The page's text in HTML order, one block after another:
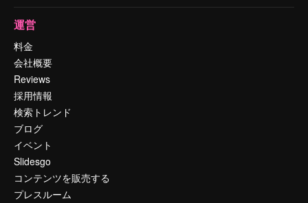
運営
料金
会社概要
Reviews
採用情報
検索トレンド
ブログ
イベント
Slidesgo
コンテンツを販売する
プレスルーム